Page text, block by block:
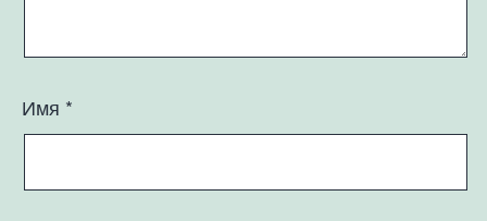
Имя *